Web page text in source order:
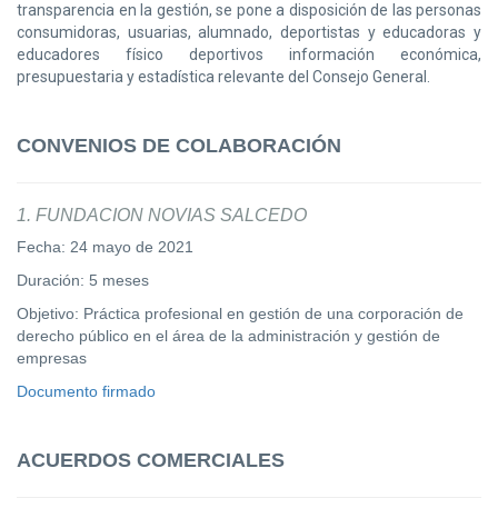
transparencia en la gestión, se pone a disposición de las personas
consumidoras, usuarias, alumnado, deportistas y educadoras y
educadores físico deportivos información económica,
presupuestaria y estadística relevante del Consejo General.
CONVENIOS DE COLABORACIÓN
1. FUNDACION NOVIAS SALCEDO
Fecha: 24 mayo de 2021
Duración: 5 meses
Objetivo: Práctica profesional en gestión de una corporación de
derecho público en el área de la administración y gestión de
empresas
Documento firmado
ACUERDOS COMERCIALES